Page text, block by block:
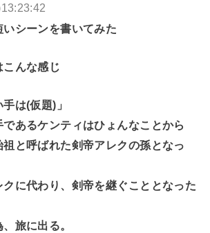
シーンを書いてみた
んな感じ
は(仮題)」
あるケンティはひょんなことから
と呼ばれた剣帝アレクの孫となっ
に代わり、剣帝を継ぐこととなった
旅に出る。